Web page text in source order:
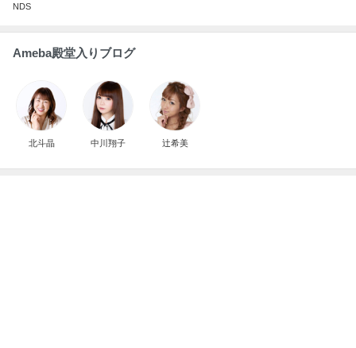
NDS
Ameba殿堂入りブログ
北斗晶 中川翔子 辻希美